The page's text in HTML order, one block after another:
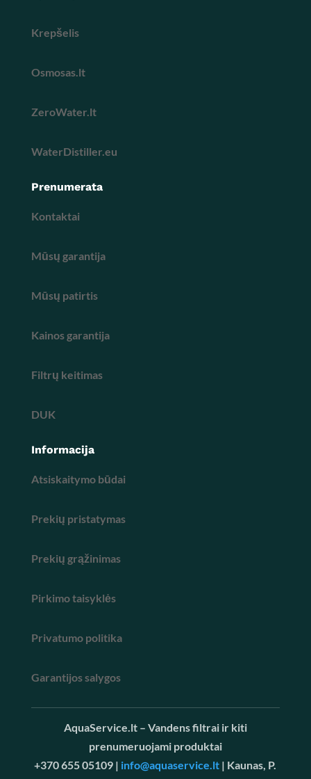
Krepšelis
Osmosas.lt
ZeroWater.lt
WaterDistiller.eu
Prenumerata
Kontaktai
Mūsų garantija
Mūsų patirtis
Kainos garantija
Filtrų keitimas
DUK
Informacija
Atsiskaitymo būdai
Prekių pristatymas
Prekių grąžinimas
Pirkimo taisyklės
Privatumo politika
Garantijos salygos
AquaService.lt – Vandens filtrai ir kiti
prenumeruojami produktai
+370 655 05109 | info@aquaservice.lt | Kaunas, P.